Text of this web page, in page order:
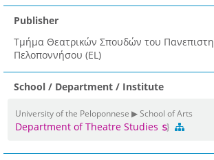
Publisher
Τμήμα Θεατρικών Σπουδών του
Πελοποννήσου (EL)
School / Department / Institute
University of the Peloponnese ▶ School of Arts
Department of Theatre Studies